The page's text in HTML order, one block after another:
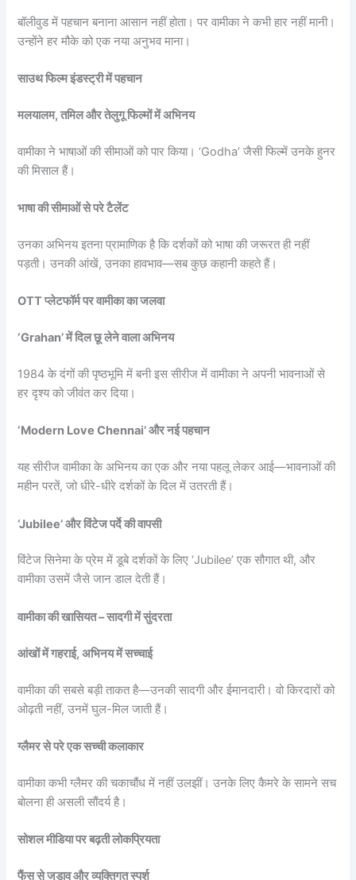
बॉलीवुड में पहचान बनाना आसान नहीं होता। पर वामीका ने कभी हार नहीं मानी।
उन्होंने हर मौके को एक नया अनुभव माना।
साउथ फिल्म इंडस्ट्री में पहचान
मलयालम, तमिल और तेलुगू फिल्मों में अभिनय
वामीका ने भाषाओं की सीमाओं को पार किया। ‘Godha’ जैसी फिल्में उनके हुनर
की मिसाल हैं।
भाषा की सीमाओं से परे टैलेंट
उनका अभिनय इतना प्रामाणिक है कि दर्शकों को भाषा की जरूरत ही नहीं
पड़ती। उनकी आंखें, उनका हावभाव—सब कुछ कहानी कहते हैं।
OTT प्लेटफॉर्म पर वामीका का जलवा
‘Grahan’ में दिल छू लेने वाला अभिनय
1984 के दंगों की पृष्ठभूमि में बनी इस सीरीज में वामीका ने अपनी भावनाओं से
हर दृश्य को जीवंत कर दिया।
‘Modern Love Chennai’ और नई पहचान
यह सीरीज वामीका के अभिनय का एक और नया पहलू लेकर आई—भावनाओं की
महीन परतें, जो धीरे-धीरे दर्शकों के दिल में उतरती हैं।
‘Jubilee’ और विंटेज पर्दे की वापसी
विंटेज सिनेमा के प्रेम में डूबे दर्शकों के लिए ‘Jubilee’ एक सौगात थी, और
वामीका उसमें जैसे जान डाल देती हैं।
वामीका की खासियत – सादगी में सुंदरता
आंखों में गहराई, अभिनय में सच्चाई
वामीका की सबसे बड़ी ताकत है—उनकी सादगी और ईमानदारी। वो किरदारों को
ओढ़ती नहीं, उनमें घुल-मिल जाती हैं।
ग्लैमर से परे एक सच्ची कलाकार
वामीका कभी ग्लैमर की चकाचौंध में नहीं उलझीं। उनके लिए कैमरे के सामने सच
बोलना ही असली सौंदर्य है।
सोशल मीडिया पर बढ़ती लोकप्रियता
फैंस से जुड़ाव और व्यक्तिगत स्पर्श